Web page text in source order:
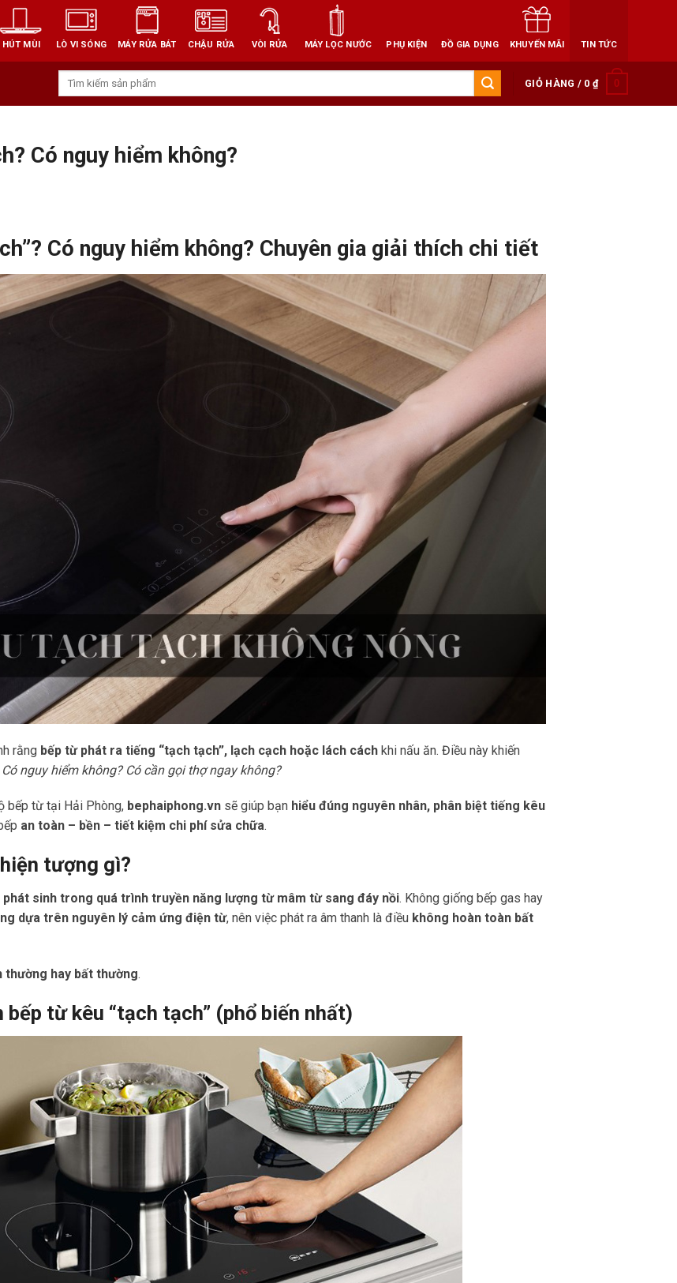
HÚT MÙI LÒ VI SÓNG MÁY RỬA BÁT CHẬU RỬA VÒI RỬA MÁY LỌC NƯỚC PHỤ KIỆN ĐỒ GIA DỤNG KHUYẾN MÃI TIN TỨC
Tìm
GIỎ HÀNG / 0 ₫ 0
Có nguy hiểm không?
Có nguy hiểm không? Chuyên gia giải thích chi tiết
rằng bếp từ phát ra tiếng “tạch tạch”, lạch cạch hoặc lách cách khi nấu ăn. Điều này khiến
nguy hiểm không? Có cần gọi thợ ngay không?
bếp từ tại Hải Phòng, bephaiphong.vn sẽ giúp bạn hiểu đúng nguyên nhân, phân biệt tiếng kêu
an toàn – bền – tiết kiệm chi phí sửa chữa.
tượng gì?
phát sinh trong quá trình truyền năng lượng từ mâm từ sang đáy nồi. Không giống bếp gas hay
dựa trên nguyên lý cảm ứng điện từ, nên việc phát ra âm thanh là điều không hoàn toàn bất
thường hay bất thường.
từ kêu “tạch tạch” (phổ biến nhất)